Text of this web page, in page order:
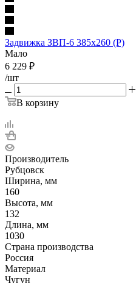
Задвижка ЗВП-6 385х260 (Р)
Мало
6 229 ₽
/шт
В корзину
Производитель
Рубцовск
Ширина, мм
160
Высота, мм
132
Длина, мм
1030
Страна производства
Россия
Материал
Чугун